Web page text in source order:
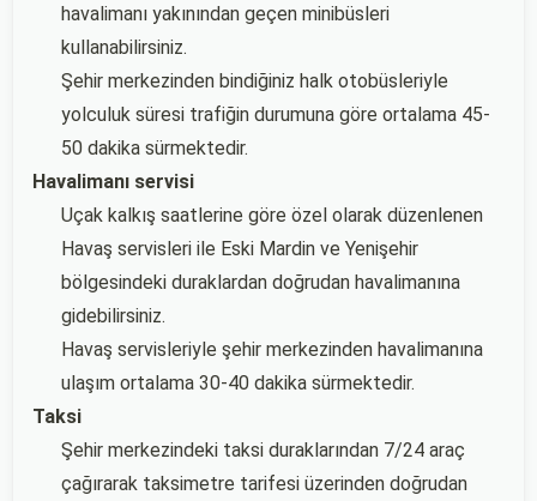
havalimanı yakınından geçen minibüsleri
kullanabilirsiniz.
Şehir merkezinden bindiğiniz halk otobüsleriyle
yolculuk süresi trafiğin durumuna göre ortalama 45-
50 dakika sürmektedir.
Havalimanı servisi
Uçak kalkış saatlerine göre özel olarak düzenlenen
Havaş servisleri ile Eski Mardin ve Yenişehir
bölgesindeki duraklardan doğrudan havalimanına
gidebilirsiniz.
Havaş servisleriyle şehir merkezinden havalimanına
ulaşım ortalama 30-40 dakika sürmektedir.
Taksi
Şehir merkezindeki taksi duraklarından 7/24 araç
çağırarak taksimetre tarifesi üzerinden doğrudan